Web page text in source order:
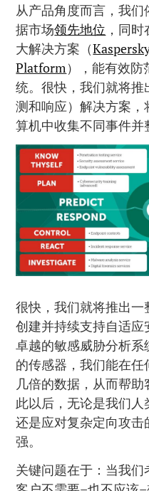
从产品角度而言，我们
据市场领先地位 ，同
大解决方案（
Platform ），能有效防
统。很快，我们就将推
测和响应）解决方案
算机中收集不同事件并
很快，我们就将推出
创建并持续支持自适
卓越的敏感威胁分析
的传感器，我们能在
几倍的数据，从而帮
此以后，无论是我们人
还是应对复杂定向攻
强。
关键问题在于：当我们